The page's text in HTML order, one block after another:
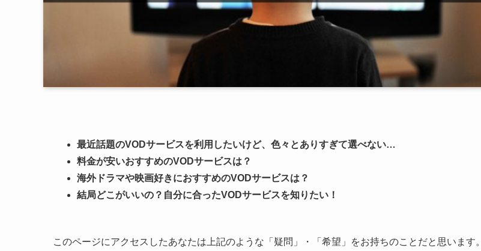
最近話題のVODサービスを利用したいけど、色々とありすぎて選べない…
料金が安いおすすめのVODサービスは？
海外ドラマや映画好きにおすすめのVODサービスは？
結局どこがいいの？自分に合ったVODサービスを知りたい！
このページにアクセスしたあなたは上記のような 「疑問」・「希望」 をお持ちのことだと思います。